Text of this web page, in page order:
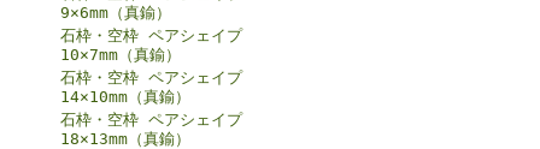
9×6mm（真鍮）
石枠・空枠 ペアシェイプ
10×7mm（真鍮）
石枠・空枠 ペアシェイプ
14×10mm（真鍮）
石枠・空枠 ペアシェイプ
18×13mm（真鍮）